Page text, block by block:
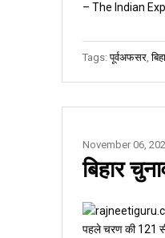
Tags:पूर्वअफसर,
November 06,
बिहार